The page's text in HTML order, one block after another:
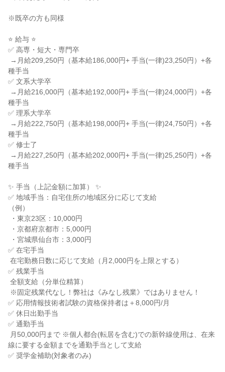
※既卒の方も同様
⭐ 給与 ⭐
✅ 高専・短大・専門卒
種手当
✅ 文系大学卒
種手当
✅ 理系大学卒
種手当
✅ 修士了
種手当
✨ 手当（上記金額に加算） ✨
✅ 地域手当：自宅住所の地域区分に応じて支給
（例）
✅ 在宅手当
✅ 残業手当
✅ 応用情報技術者試験の資格保持者は＋8,000円/月
✅ 休日出勤手当
✅ 通勤手当
線に要する金額までを通勤手当として支給
✅ 奨学金補助(対象者のみ)